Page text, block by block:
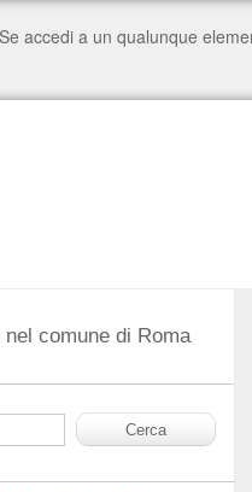
comune di Roma